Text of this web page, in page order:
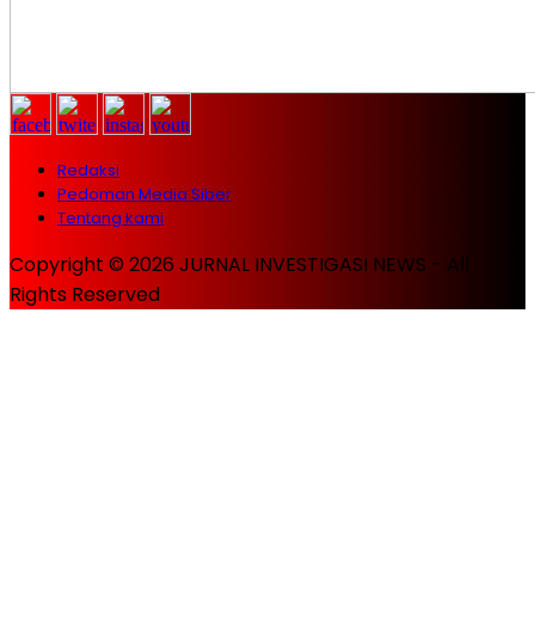
Redaksi
Pedoman Media Siber
Tentang kami
Copyright © 2026 JURNAL INVESTIGASI NEWS - All
Rights Reserved